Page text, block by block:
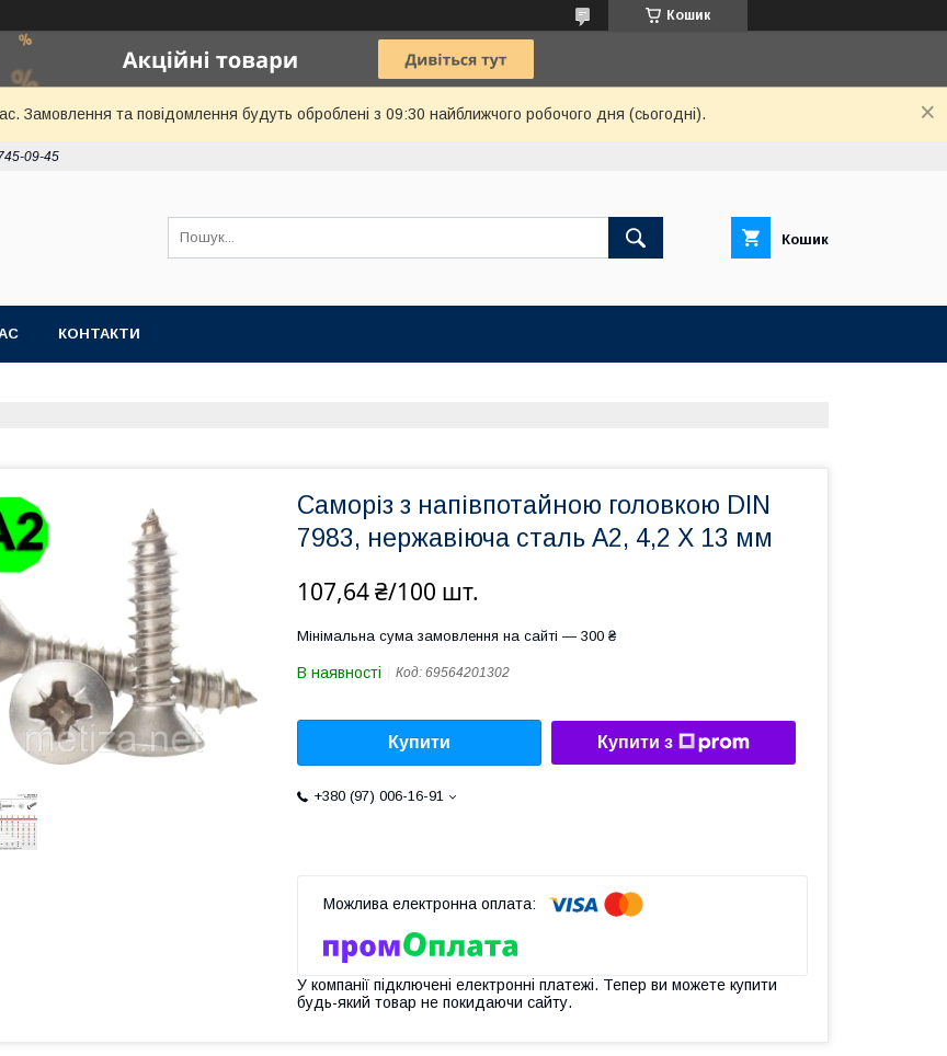
Кошик
Замовлення та повідомлення будуть оброблені з 09:30 найближчого робочого дня (сьогодні).
09-45
Кошик
КОНТАКТИ
Саморіз з напівпотайною головкою DIN
7983, нержавіюча сталь А2, 4,2 X 13 мм
107,64 ₴/100 шт.
Мінімальна сума замовлення на сайті — 300 ₴
В наявності Код: 69564201302
Купити Купити з
+380 (97) 006-16-91
У компанії підключені електронні платежі. Тепер ви можете купити
будь-який товар не покидаючи сайту.